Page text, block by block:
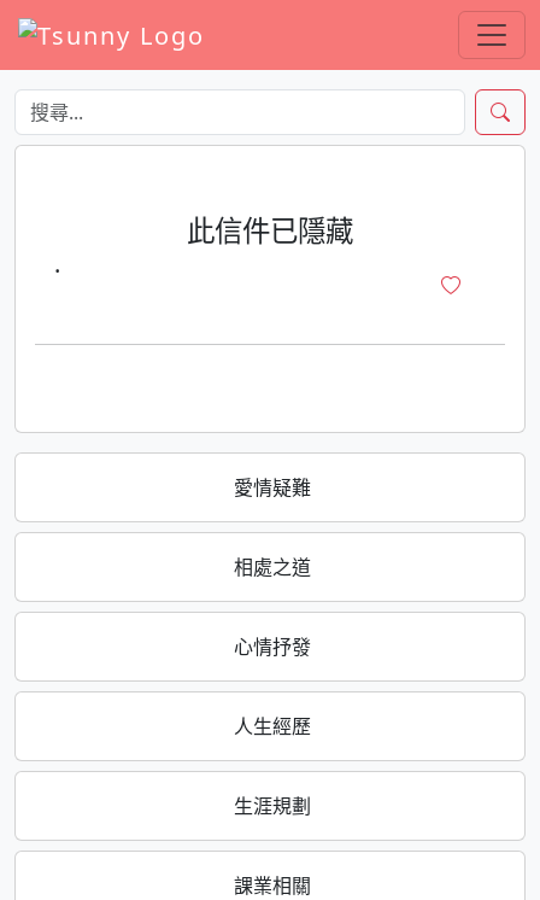
愛情疑難
相處之道
心情抒發
人生經歷
生涯規劃
課業相關
此信件已隱藏
·